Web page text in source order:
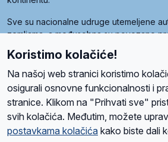
Sve su nacionalne udruge utemeljene
zemljama, a međusobna su povezane
Radio Maria). Svjetsku obitelj utemeljilo
kojima je i hrvatska Udruga Radio Marija.
O namaRadio ProgramVolonteriPrijatelji
Koristimo kolačiće!
Na našoj web stranici koristimo
osigurali osnovne funkcionalnosti i
stranice. Klikom na "Prihvati sve"
svih kolačića. Međutim, možete
postavkama kolačića kako biste dali